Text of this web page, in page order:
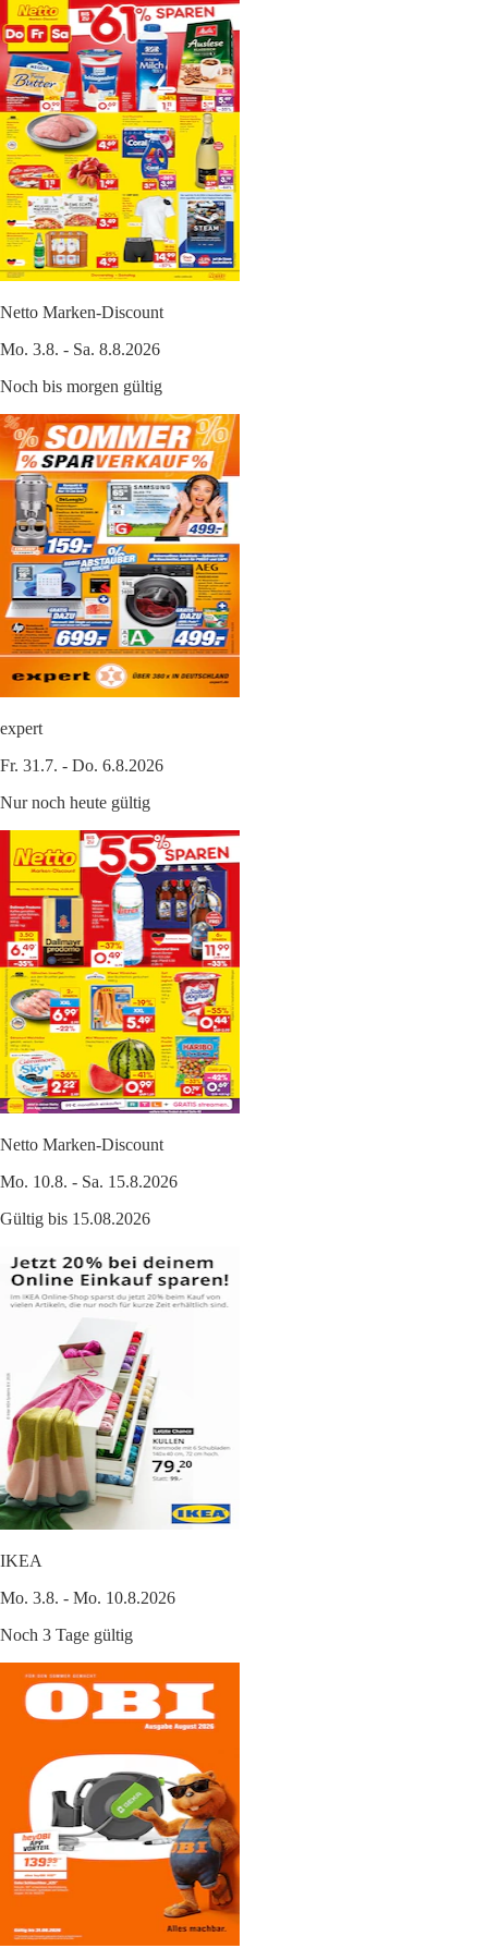
Netto Marken-Discount
Mo. 3.8. - Sa. 8.8.2026
Noch bis morgen gültig
expert
Fr. 31.7. - Do. 6.8.2026
Nur noch heute gültig
Netto Marken-Discount
Mo. 10.8. - Sa. 15.8.2026
Gültig bis 15.08.2026
IKEA
Mo. 3.8. - Mo. 10.8.2026
Noch 3 Tage gültig